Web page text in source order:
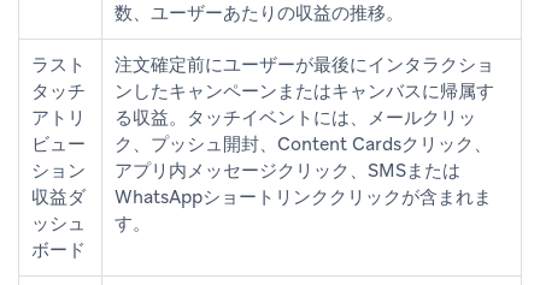
数、ユーザーあたりの収益の推移。
ラスト
タッチ
アトリ
ビュー
ション
収益ダ
ッシュ
ボード
注文確定前にユーザーが最後にインタラクショ
ンしたキャンペーンまたはキャンバスに帰属す
る収益。タッチイベントには、メールクリッ
ク、プッシュ開封、Content Cardsクリック、
アプリ内メッセージクリック、SMSまたは
WhatsAppショートリンククリックが含まれま
す。